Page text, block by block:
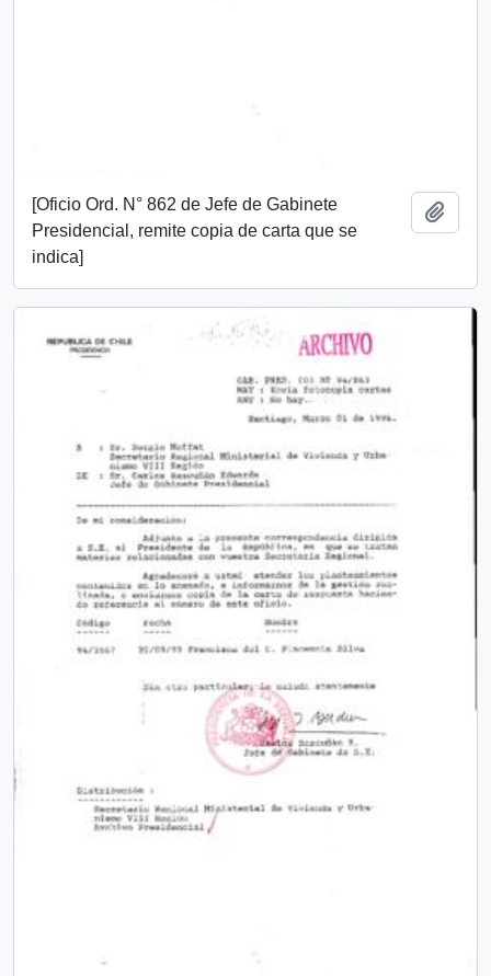
[Oficio Ord. N° 862 de Jefe de Gabinete
Presidencial, remite copia de carta que se
indica]